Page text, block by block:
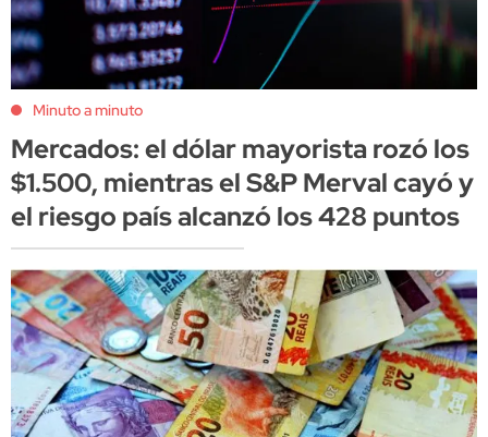
Minuto a minuto
Mercados: el dólar mayorista rozó los
$1.500, mientras el S&P Merval cayó y
el riesgo país alcanzó los 428 puntos